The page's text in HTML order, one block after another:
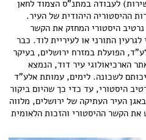
לעבודה במתנ"ס הצמוד לחאן
ההיסטוריה היהודית של העיר.
היסטורי המחזק את הקשר
התורני או לעיריית לוד. כבר
אלע"ד, הפועלת במזרח ירושלים, בעיקר
הארכיאולוגי עיר דוד, הנמצא
לשכונה. לימים, עמותת אלע"ד
היסטורי, עד כדי כך שהיום ביקור
העיר העתיקה של ירושלים, מלווה
הקשר ההיסטורי והזכות הלאומית